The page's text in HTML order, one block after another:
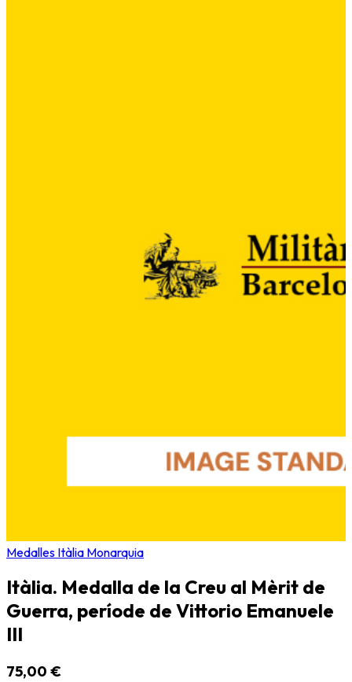
Medalles Itàlia Monarquia
Itàlia. Medalla de la Creu al Mèrit de
Guerra, període de Vittorio Emanuele
III
75,00 €